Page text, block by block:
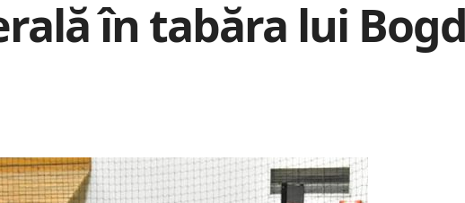
în tabăra lui